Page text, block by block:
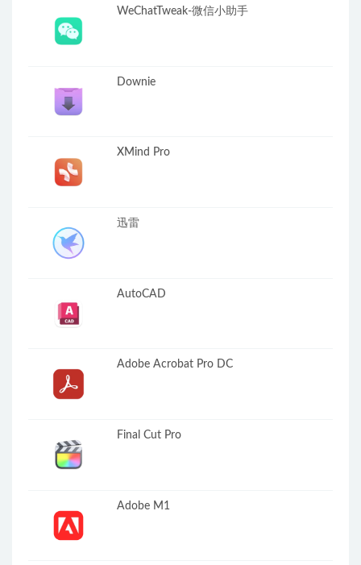
WeChatTweak-微信小助手
Downie
XMind Pro
迅雷
AutoCAD
Adobe Acrobat Pro DC
Final Cut Pro
Adobe M1